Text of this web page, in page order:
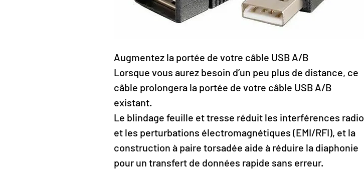
Augmentez la portée de votre câble USB A/B
Lorsque vous aurez besoin d’un peu plus de distance, ce
câble prolongera la portée de votre câble USB A/B
existant.
Le blindage feuille et tresse réduit les interférences radio
et les perturbations électromagnétiques (EMI/RFI), et la
construction à paire torsadée aide à réduire la diaphonie
pour un transfert de données rapide sans erreur.